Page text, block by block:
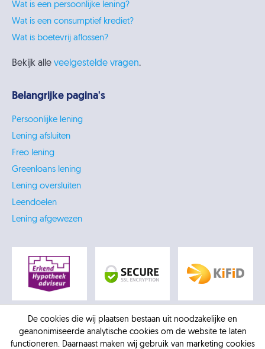
Wat is een persoonlijke lening?
Wat is een consumptief krediet?
Wat is boetevrij aflossen?
Bekijk alle veelgestelde vragen.
Belangrijke pagina's
Persoonlijke lening
Lening afsluiten
Freo lening
Greenloans lening
Lening oversluiten
Leendoelen
Lening afgewezen
De cookies die wij plaatsen bestaan uit noodzakelijke en
geanonimiseerde analytische cookies om de website te laten
functioneren. Daarnaast maken wij gebruik van marketing cookies